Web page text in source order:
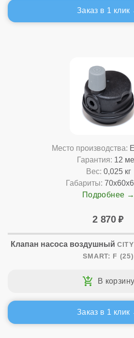
Заказ в 1 клик
Место производства:
Гарантия: 12
Вес: 0,025 кг
Габариты:
Подробнее
2 870
Клапан насоса воздушный
SMART: F (25)
Заказ в 1 клик